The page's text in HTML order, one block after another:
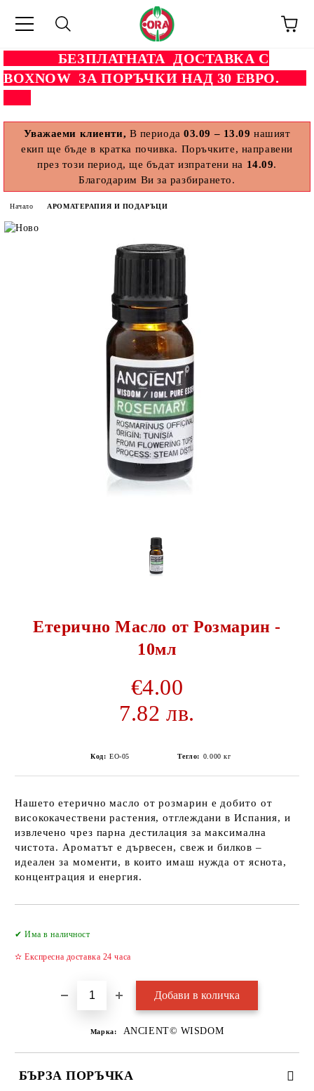
БЕЗПЛАТНАТА ДОСТАВКА С
BOXNOW ЗА ПОРЪЧКИ НАД 30 ЕВРО.
Уважаеми клиенти, В периода03.09 – 13.09 нашият
екип ще бъде в кратка почивка. Поръчките, направени
през този период, ще бъдат изпратени на 14.09.
Благодарим Ви за разбирането.
Начало АРОМАТЕРАПИЯ И ПОДАРЪЦИ
Етерично Масло от Розмарин -
10мл
€4.00
7.82 лв.
Код: EO-05 Тегло: 0.000 кг
Нашето етерично масло от розмарин е добито от
висококачествени растения, отглеждани в Испания, и
извлечено чрез парна дестилация за максимална
чистота. Ароматът е дървесен, свеж и билков –
идеален за моменти, в които имаш нужда от яснота,
концентрация и енергия.
✔ Има в наличност
✫ Експресна доставка 24 часа
Марка: ANCIENT© WISDOM
БЪРЗА ПОРЪЧКА